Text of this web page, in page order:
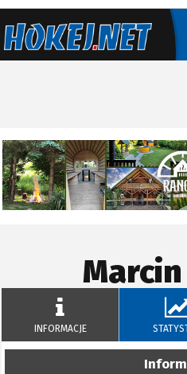
Marcin
INFORMACJE